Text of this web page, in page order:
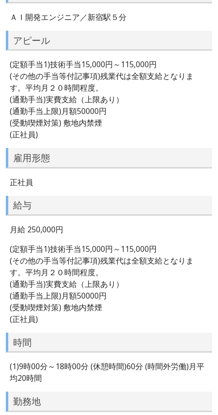
ＡＩ開発エンジニア／新宿駅５分
アピール
(定額手当1)技術手当15,000円～115,000円
(その他の手当等付記事項)残業代は全額支給となりま
す。平均月２０時間程度。
(通勤手当)実費支給（上限あり）
(通勤手当上限)月額50000円
(受動喫煙対策) 敷地内禁煙
(正社員)
雇用形態
正社員
給与
月給 250,000円
(定額手当1)技術手当15,000円～115,000円
(その他の手当等付記事項)残業代は全額支給となりま
す。平均月２０時間程度。
(通勤手当)実費支給（上限あり）
(通勤手当上限)月額50000円
(受動喫煙対策) 敷地内禁煙
(正社員)
時間
(1)9時00分～18時00分 (休憩時間)60分 (時間外労働)月平
均20時間
勤務地